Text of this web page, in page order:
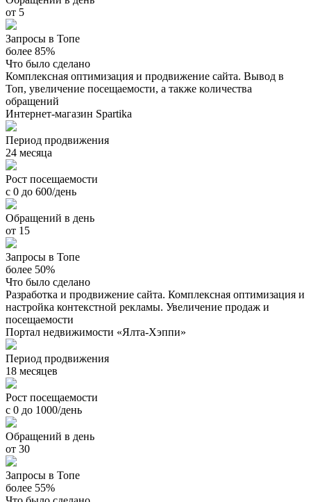
от 5
Запросы в Топе
более 85%
Что было сделано
Комплексная оптимизация и продвижение сайта. Вывод в
Топ, увеличение посещаемости, а также количества
обращений
Интернет-магазин Spartika
Период продвижения
24 месяца
Рост посещаемости
с 0 до 600/день
Обращений в день
от 15
Запросы в Топе
более 50%
Что было сделано
Разработка и продвижение сайта. Комплексная оптимизация и
настройка контекстной рекламы. Увеличение продаж и
посещаемости
Портал недвижимости «Ялта-Хэппи»
Период продвижения
18 месяцев
Рост посещаемости
с 0 до 1000/день
Обращений в день
от 30
Запросы в Топе
более 55%